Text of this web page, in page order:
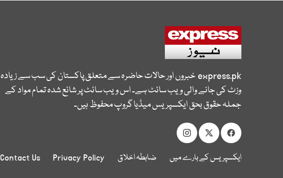
express.pkخبروں اور حالات حاضرہ سے متعلق پاکستان کی سب سے زیادہ
وزٹ کی جانے والی ویب سائٹ ہے۔ اس ویب سائٹ پر شائع شدہ تمام مواد کے
جملہ حقوق بحق ایکسپریس میڈیا گروپ محفوظ ہیں۔
ایکسپریس کے بارے میں ضابطہ اخلاق Privacy Policy
Contact Us